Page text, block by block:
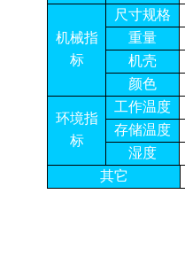
机械指
标
尺寸规格
重量
机壳
颜色
环境指
标
工作温度
存储温度
湿度
其它